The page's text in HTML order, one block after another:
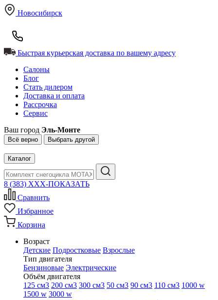
Новосибирск
Быстрая курьерская доставка по вашему адресу
Салоны
Блог
Стать дилером
Доставка и оплата
Рассрочка
Сервис
Ваш город Эль-Монте
Всё верно Выбрать другой
Каталог
8 (383) XXX-ПОКАЗАТЬ
Сравнить
Избранное
Корзина
Возраст
Детские Подростковые Взрослые
Тип двигателя
Бензиновые Электрические
Объём двигателя
125 см3 200 см3 300 см3 50 см3 90 см3 110 см3 1000 w
1500 w 3000 w